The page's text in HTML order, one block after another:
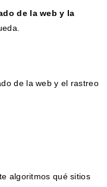
de la web y la
de la web y el rastreo
algoritmos qué sitios